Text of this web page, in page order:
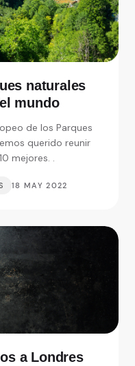
naturales
mundo
de los Parques
querido reunir
mejores. .
18 MAY 2022
a Londres